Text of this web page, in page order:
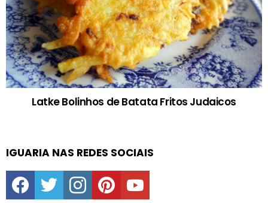
Latke Bolinhos de Batata Fritos Judaicos
IGUARIA NAS REDES SOCIAIS
facebooktwitter instagrampinterestyoutube